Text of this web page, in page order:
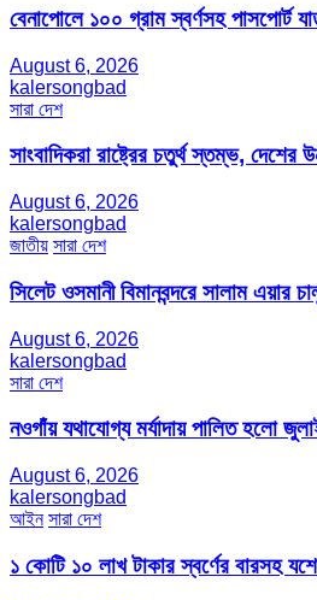
বেনাপোলে ১০০ গ্রাম স্বর্ণসহ পাসপোর্ট
August 6, 2026
kalersongbad
সারা দেশ
সাংবাদিকরা রাষ্ট্রের চতুর্থ স্তম্ভ,
August 6, 2026
kalersongbad
জাতীয় সারা দেশ
সিলেট ওসমানী বিমানবন্দরে সালাম এয়ার
August 6, 2026
kalersongbad
সারা দেশ
নওগাঁয় যথাযোগ্য মর্যাদায় পালিত হলো
August 6, 2026
kalersongbad
আইন সারা দেশ
১ কোটি ১০ লাখ টাকার স্বর্ণের বারসহ